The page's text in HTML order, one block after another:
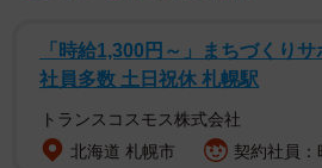
「時給1,300円～」まちづくり
社員多数 土日祝休 札幌駅
トランスコスモス株式会社
北海道 札幌市
契約社員：